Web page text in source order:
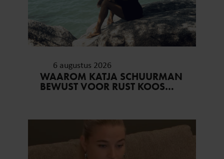
6 augustus 2026
WAAROM KATJA SCHUURMAN
BEWUST VOOR RUST KOOS…